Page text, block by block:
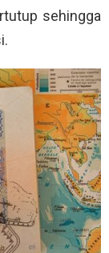
sehingga